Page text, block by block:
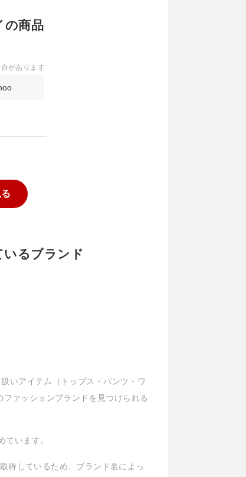
の商品
があります
るブランド
いアイテム（トップス・パンツ・ワ
ァッションブランドを見つけられる
います。
得しているため、ブランド名によっ